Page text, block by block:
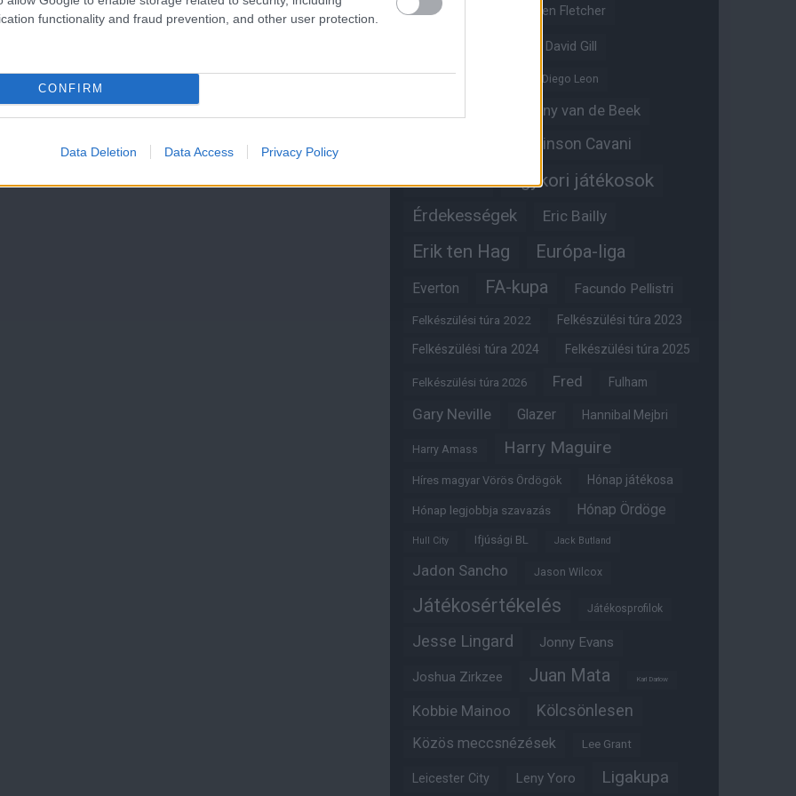
functionality and fraud prevention, and other user protection.
CONFIRM
Data Deletion Data Access Privacy Policy
Crystal Palace Darren Fletcher
David Gill
Dean Henderson Diego Leon
Donny van de Beek
Edinson Cavani
Edzői stáb Egykori játékosok
Érdekességek Eric Bailly
Erik ten Hag Európa-liga
Everton FA-kupa Facundo Pellistri
Felkészülési túra 2022 Felkészülési túra 2023
Felkészülési túra 2024 Felkészülési túra 2025
Felkészülési túra 2026 Fred Fulham
Gary Neville Glazer Hannibal Mejbri
Harry Amass Harry Maguire
Híres magyar Vörös Ördögök Hónap játékosa
Hónap legjobbja szavazás Hónap Ördöge
Hull City Ifjúsági BL Jack Butland
Jadon Sancho Jason Wilcox
Játékosértékelés Játékosprofilok
Jesse Lingard Jonny Evans
Joshua Zirkzee Juan Mata Karl Darlow
Kobbie Mainoo Kölcsönlesen
Közös meccsnézések Lee Grant
Leicester City Leny Yoro Ligakupa